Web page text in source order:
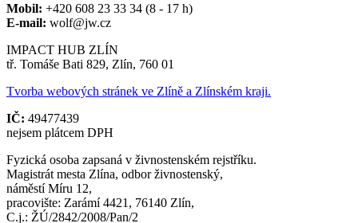
Mobil: +420 608 23 33 34 (8 - 17 h)
E-mail: wolf@jw.cz
IMPACT HUB ZLÍN
tř. Tomáše Bati 829, Zlín, 760 01
Tvorba webových stránek ve Zlíně a Zlínském kraji.
IČ: 49477439
nejsem plátcem DPH
Fyzická osoba zapsaná v živnostenském rejstříku.
Magistrát mesta Zlína, odbor živnostenský,
náměstí Míru 12,
pracovište: Zarámí 4421, 76140 Zlín,
C.j.: ŽÚ/2842/2008/Pan/2